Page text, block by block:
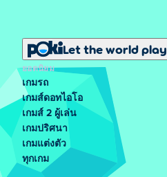
Let the world play
ยอดนิยม
เกมรถ
เกมส์ดอทไอโอ
เกมส์ 2 ผู้เล่น
เกมปริศนา
เกมแต่งตัว
ทุกเกม